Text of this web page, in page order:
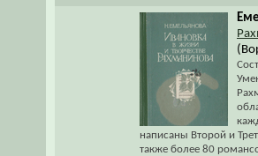
написаны Второй и
также более 80